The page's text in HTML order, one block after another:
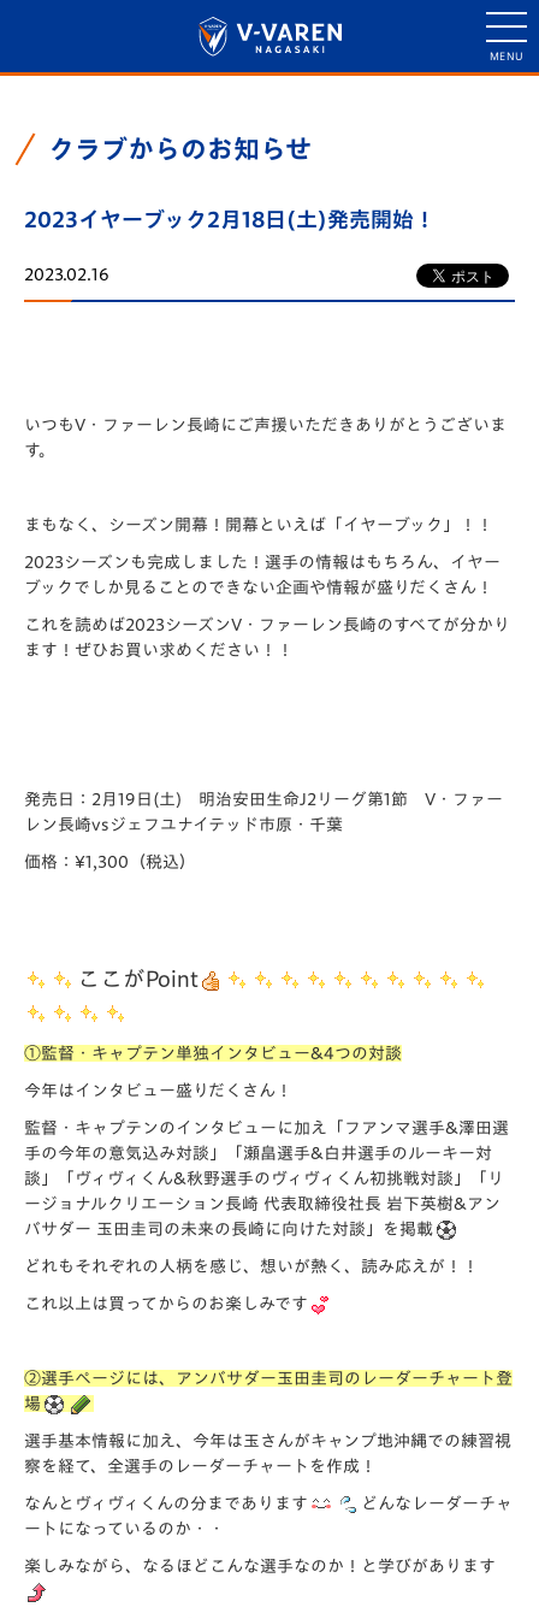
クラブからのお知らせ
2023イヤーブック2月18日(土)発売開始！
2023.02.16
いつもV・ファーレン長崎にご声援いただきありがとうございま
す。
まもなく、シーズン開幕！開幕といえば 「イヤーブック」 ！！
2023シーズンも完成しました！選手の情報はもちろん、イヤー
ブックでしか見ることのできない企画や情報が盛りだくさん！
これを読めば2023シーズンV・ファーレン長崎のすべてが分かり
ます！ぜひお買い求めください！！
発売日： 2月19日(土) 明治安田生命J2リーグ第1節 V・ファー
レン長崎vsジェフユナイテッド市原・千葉
価格： ¥1,300（税込）
ここがPoint
①監督・キャプテン単独インタビュー&4つの対談
今年はインタビュー盛りだくさん！
監督・キャプテンのインタビューに加え 「フアンマ選手&澤田選
手の今年の意気込み対談」「瀬畠選手&白井選手のルーキー対
談」「ヴィヴィくん&秋野選手のヴィヴィくん初挑戦対談」「リ
ージョナルクリエーション長崎 代表取締役社長 岩下英樹&アン
バサダー 玉田圭司の未来の長崎に向けた対談」
を掲載
どれもそれぞれの人柄を感じ、想いが熱く、読み応えが！！
これ以上は買ってからのお楽しみです
②選手ページには、アンバサダー玉田圭司のレーダーチャート登
場
選手基本情報に加え、今年は玉さんがキャンプ地沖縄での練習視
察を経て、全選手のレーダーチャートを作成！
なんとヴィヴィくんの分まであります
どんなレーダーチャ
ートになっているのか・・
楽しみながら、なるほどこんな選手なのか！と学びがあります